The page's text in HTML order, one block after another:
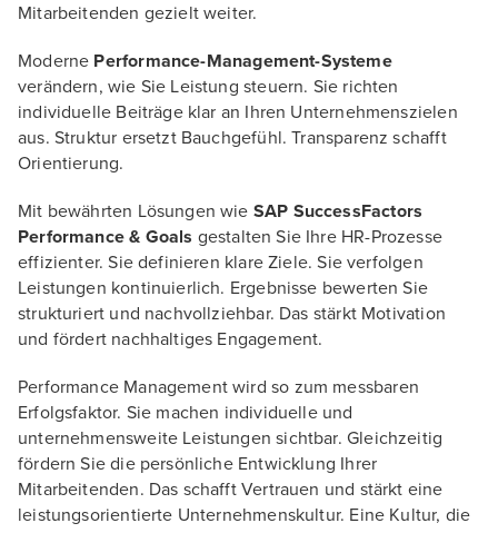
Mitarbeitenden gezielt weiter.
Moderne Performance-Management-Systeme
verändern, wie Sie Leistung steuern. Sie richten
individuelle Beiträge klar an Ihren Unternehmenszielen
aus. Struktur ersetzt Bauchgefühl. Transparenz schafft
Orientierung.
Mit bewährten Lösungen wie SAP SuccessFactors
Performance & Goals gestalten Sie Ihre HR-Prozesse
effizienter. Sie definieren klare Ziele. Sie verfolgen
Leistungen kontinuierlich. Ergebnisse bewerten Sie
strukturiert und nachvollziehbar. Das stärkt Motivation
und fördert nachhaltiges Engagement.
Performance Management wird so zum messbaren
Erfolgsfaktor. Sie machen individuelle und
unternehmensweite Leistungen sichtbar. Gleichzeitig
fördern Sie die persönliche Entwicklung Ihrer
Mitarbeitenden. Das schafft Vertrauen und stärkt eine
leistungsorientierte Unternehmenskultur. Eine Kultur, die